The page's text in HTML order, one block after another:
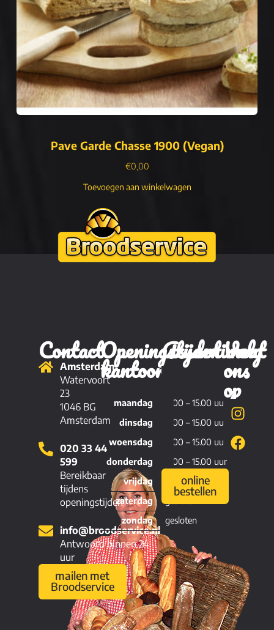
Pave Garde Chasse 1900 (Vegan)
€0,00
Toevoegen aan winkelwagen
Contact
Amsterdam
Watervoort
23
1046 BG
Amsterdam
020 33 44
599
Bereikbaar
tijdens
openingstijden
info@broodservice.nl
Antwoord binnen 24
uur
mailen met
Broodservice
Openingstijden
kantoor
maandag
11.00 – 15.00 uur
dinsdag
11.00 – 15.00 uur
woensdag
11.00 – 15.00 uur
donderdag
11.00 – 15.00 uur
vrijdag
11.00 – 15.00 uur
zaterdag
zondag
gesloten
Assortiment
Viennoiserie
Patisserie
Hartig
online
bestellen
Volg
ons
op